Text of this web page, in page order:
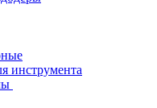
инструмента